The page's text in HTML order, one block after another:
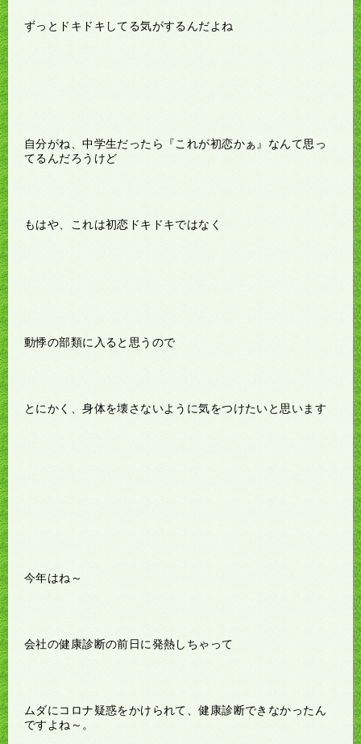
ずっとドキドキしてる気がするんだよね
自分がね、中学生だったら『これが初恋かぁ』なんて思っ
てるんだろうけど
もはや、これは初恋ドキドキではなく
動悸の部類に入ると思うので
とにかく、身体を壊さないように気をつけたいと思います
今年はね～
会社の健康診断の前日に発熱しちゃって
ムダにコロナ疑惑をかけられて、健康診断できなかったん
ですよね～。